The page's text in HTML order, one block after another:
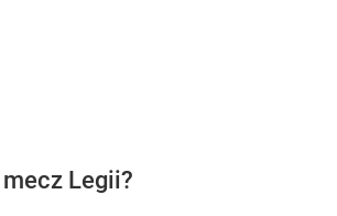
Legii?